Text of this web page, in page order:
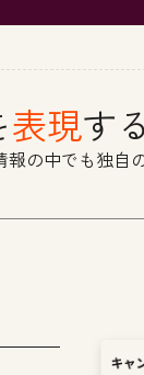
表現する
の中でも独自